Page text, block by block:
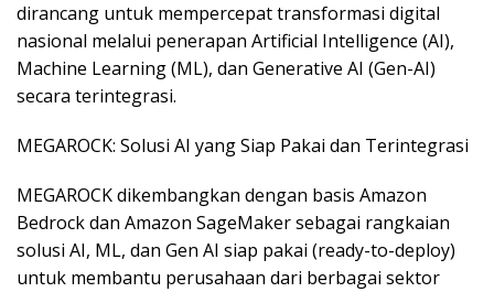
dirancang untuk mempercepat transformasi digital
nasional melalui penerapan Artificial Intelligence (AI),
Machine Learning (ML), dan Generative AI (Gen-AI)
secara terintegrasi.
MEGAROCK: Solusi AI yang Siap Pakai dan Terintegrasi
MEGAROCK dikembangkan dengan basis Amazon
Bedrock dan Amazon SageMaker sebagai rangkaian
solusi AI, ML, dan Gen AI siap pakai (ready-to-deploy)
untuk membantu perusahaan dari berbagai sektor